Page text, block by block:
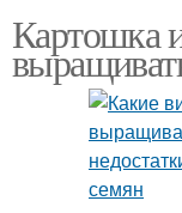
Картошка